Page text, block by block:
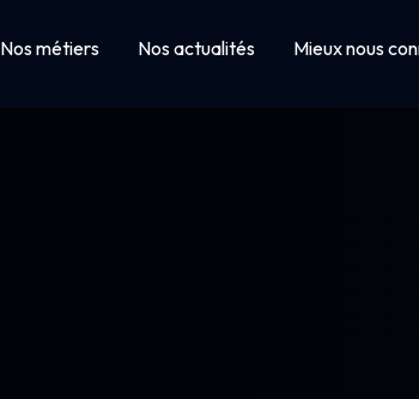
Nos métiers Nos actualités Mieux nous